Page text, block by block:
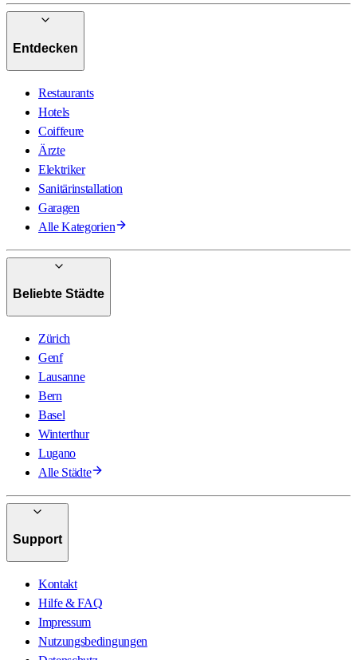
Entdecken
Restaurants
Hotels
Coiffeure
Ärzte
Elektriker
Sanitärinstallation
Garagen
Alle Kategorien
Beliebte Städte
Zürich
Genf
Lausanne
Bern
Basel
Winterthur
Lugano
Alle Städte
Support
Kontakt
Hilfe & FAQ
Impressum
Nutzungsbedingungen